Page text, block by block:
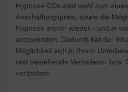
Hypnose-CDs sind wohl zum
Anschaffungspreis, sowie die
Hypnose immer wieder - und in
anzuwenden. Dadurch hat der
Möglichkeit sich in Ihrem
und bestehende Verhaltens- bzw.
verändern.